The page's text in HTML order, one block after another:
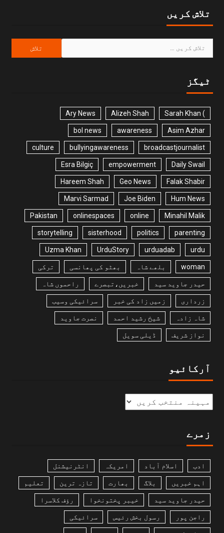
تلاش کریں
ٹیگز
) Sarah Khan
Alizeh Shah
Ary News
Asim Azhar
awareness
bol news
broadcastjournalist
bullyingawareness
culture
Daily Swail
empowerment
Esra Bilgiç
Falak Shabir
Geo News
Hareem Shah
Hum News
Joe Biden
Marvi Sarmad
Minahil Malik
online
onlinespaces
Pakistan
parenting
politics
sisterhood
storytelling
urdu
urduadab
UrduStory
Uzma Khan
woman بلھے شاہ بھٹو کی پھانسی ترکی
حیدر جاوید سید خبریں،تبصرے راحموں شاہ
زرداری زمیں زاد کی خبر سرائیکی وسیب
شاہ زادہ شیخ رشید احمد نصرت جاوید
نواز شریف ڈیلی سویل
آرکائیو
زمرے
ادب اسلام آباد امریکہ انٹرنیشنل
اہم خبریں بلاگ بھارت تازہ ترین تعلیم
حیدر جاوید سید خیبر پختونخوا رؤف کلاسرا
راجن پور رسول بخش رئیس سرائیکی